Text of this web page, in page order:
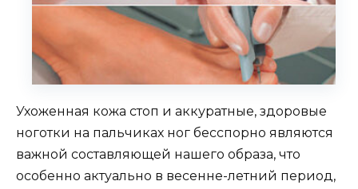
Ухоженная кожа стоп и аккуратные, здоровые
ноготки на пальчиках ног бесспорно являются
важной составляющей нашего образа, что
особенно актуально в весенне-летний период,